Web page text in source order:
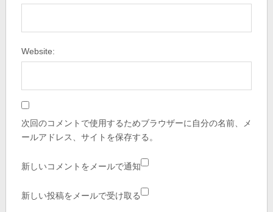
Website:
次回のコメントで使用するためブラウザーに自分の名前、メ
ールアドレス、サイトを保存する。
新しいコメントをメールで通知
新しい投稿をメールで受け取る